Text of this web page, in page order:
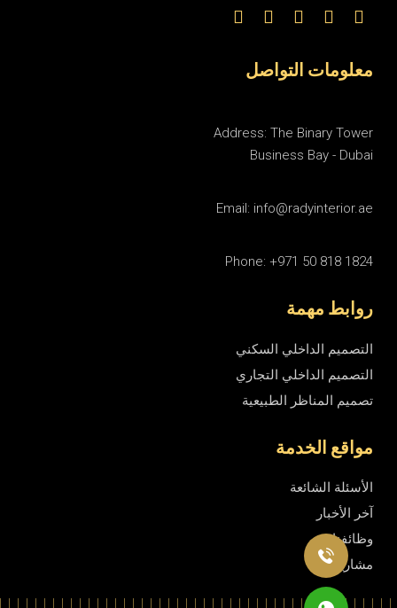
معلومات التواصل
Address: The Binary Tower
Business Bay - Dubai
Email: info@radyinterior.ae
Phone: +971 50 818 1824
روابط مهمة
التصميم الداخلي السكني
التصميم الداخلي التجاري
تصميم المناظر الطبيعية
مواقع الخدمة
الأسئلة الشائعة
آخر الأخبار
وظائفنا
مشاريعنا